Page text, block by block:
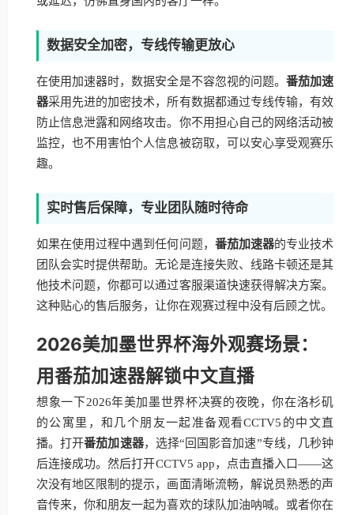
数据安全加密，专线传输更放心
在使用加速器时，数据安全是不容忽视的问题。 番茄加速
器采用先进的加密技术，所有数据都通过专线传输，有效
防止信息泄露和网络攻击。你不用担心自己的网络活动被
监控，也不用害怕个人信息被窃取，可以安心享受观赛乐
趣。
实时售后保障，专业团队随时待命
如果在使用过程中遇到任何问题， 番茄加速器的专业技术
团队会实时提供帮助。无论是连接失败、线路卡顿还是其
他技术问题，你都可以通过客服渠道快速获得解决方案。
这种贴心的售后服务，让你在观赛过程中没有后顾之忧。
2026美加墨世界杯海外观赛场景：
用番茄加速器解锁中文直播
想象一下2026年美加墨世界杯决赛的夜晚，你在洛杉矶
的公寓里，和几个朋友一起准备观看CCTV5的中文直
播。打开番茄加速器，选择“回国影音加速”专线，几秒钟
后连接成功。然后打开CCTV5 app，点击直播入口——这
次没有地区限制的提示，画面清晰流畅，解说员熟悉的声
音传来，你和朋友一起为喜欢的球队加油呐喊。或者你在